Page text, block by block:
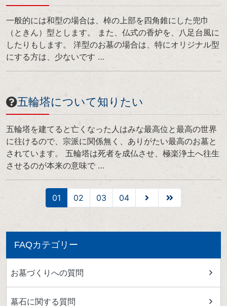
一般的には和型の場合は、棹の上部を四角錐にした兜巾
（ときん）型とします。 また、仏式の香炉を、八足台風に
したりもします。 洋型のお墓の場合は、特にオリジナル型
にする方は、少ないです …
五輪塔について知りたい
五輪塔を建てると亡くなった人はみな最高位と最高の世界
に往けるので、宗派に関係無く、ありがたい最高のお墓と
されています。 五輪塔は死者を成仏させ、極楽浄土へ往生
させるのが本来の意味で …
01 02 03 04
FAQカテゴリー
お墓づくりへの質問
墓石に関する質問